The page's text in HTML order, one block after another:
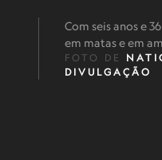
Com seis anos e
em matas e em
FOTO DE
DIVULGAÇÃO